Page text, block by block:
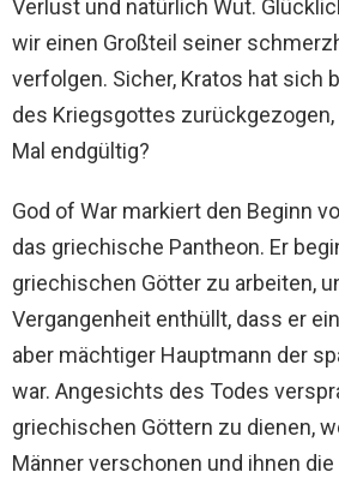
Verlust und natürlich Wut.
wir einen Großteil seiner
verfolgen. Sicher, Kratos hat sich
des Kriegsgottes
Mal endgültig?
God of War markiert den Beginn
das griechische Pantheon. Er
griechischen Götter zu arbeiten,
Vergangenheit enthüllt, dass er
aber mächtiger Hauptmann der
war. Angesichts des Todes
griechischen Göttern zu dienen,
Männer verschonen und ihnen